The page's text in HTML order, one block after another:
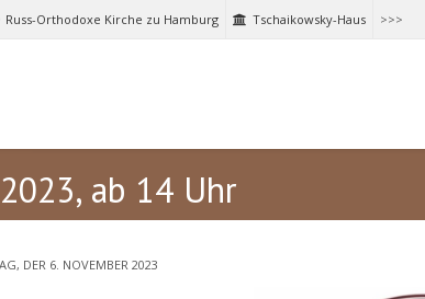
Russ-Orthodoxe Kirche zu Hamburg Tschaikowsky-Haus >>>
ab 14 Uhr
DER 6. NOVEMBER 2023